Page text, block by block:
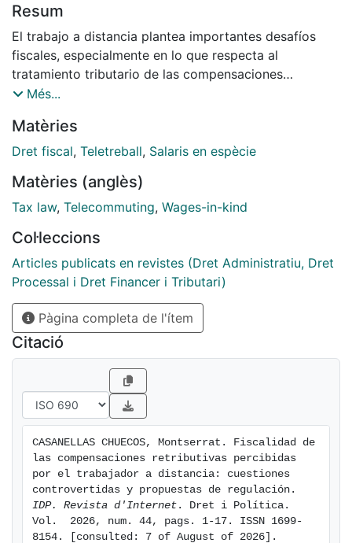
Resum
El trabajo a distancia plantea importantes desafíos
fiscales, especialmente en lo que respecta al
tratamiento tributario de las compensaciones
retributivas que perciben quienes desempeñan su
vigencia de la Ley de trabajo a distancia, aún persisten
importantes controversias sobre si tales
este contexto, en el artículo se analizan las
deficiencias de la regulación actual, se revisan los
relevantes y se proponen mejoras normativas
orientadas a dotar de mayor certeza y equidad a la
fiscalidad de dichas compensaciones.
Més...
Matèries
Dret fiscal, Teletreball, Salaris en espècie
Matèries (anglès)
Tax law, Telecommuting, Wages-in-kind
Col·leccions
Articles publicats en revistes (Dret Administratiu, Dret
Processal i Dret Financer i Tributari)
Pàgina completa de l'ítem
Citació
CASANELLAS CHUECOS, Montserrat. Fiscalidad de
las compensaciones retributivas percibidas
por el trabajador a distancia: cuestiones
IDP. Revista d'Internet . Dret i Política.
Vol.  2026, num. 44, pags. 1-17. ISSN 1699-
8154. [consulted: 7 of August of 2026].